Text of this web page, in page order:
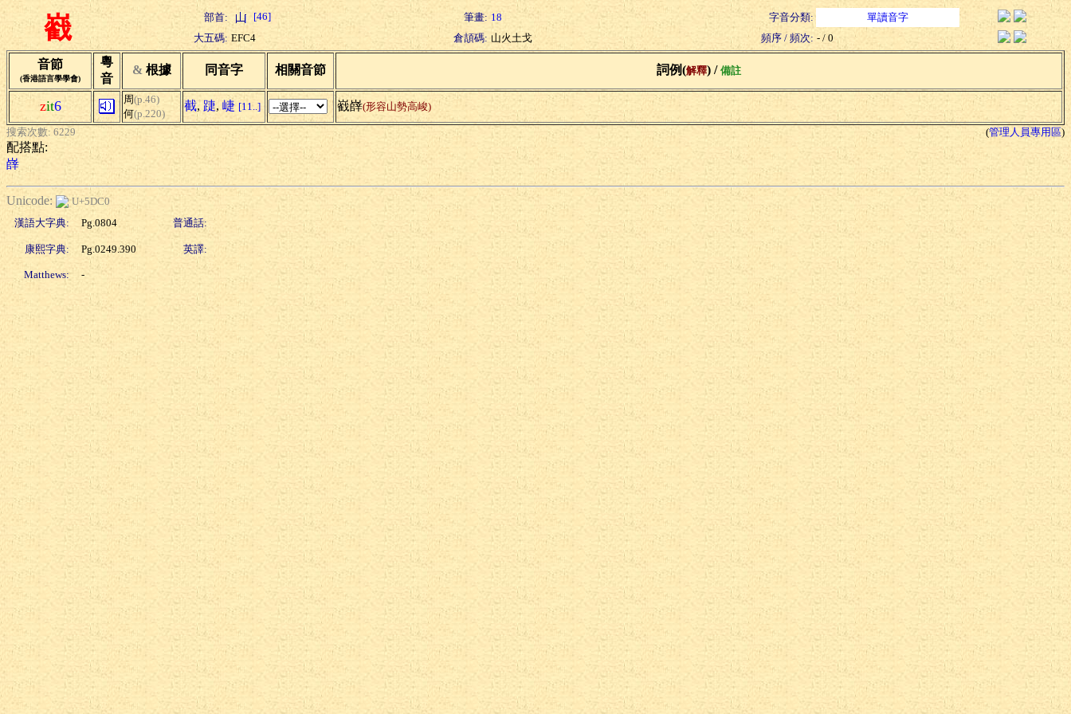
巀 部首: [46] 筆畫: 18 字音分類:
單讀音字
大五碼: EFC4 倉頡碼: 山火土戈 頻序 / 頻次: - / 0
音節
(香港語言學學會)
粵
音
& 根據 同音字 相關音節 詞例(解釋) / 備註
zit6 周(p.46)
何(p.220)
截, 踕, 崨 [11..] 巀嶭(形容山勢高峻)
搜索次數: 6229 (管理人員專用區)
配搭點:
嶭
Unicode:
U+5DC0
漢語大字典:
Pg.0804 普通話:
康熙字典: Pg.0249.390 英譯:
Matthews: -